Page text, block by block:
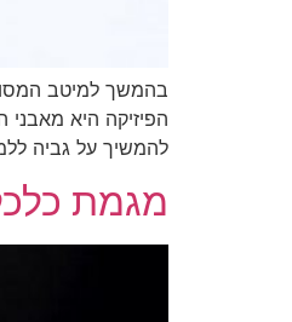
בהמשך למיטב
הפיזיקה היא
להמשיך על גביה
מגמת